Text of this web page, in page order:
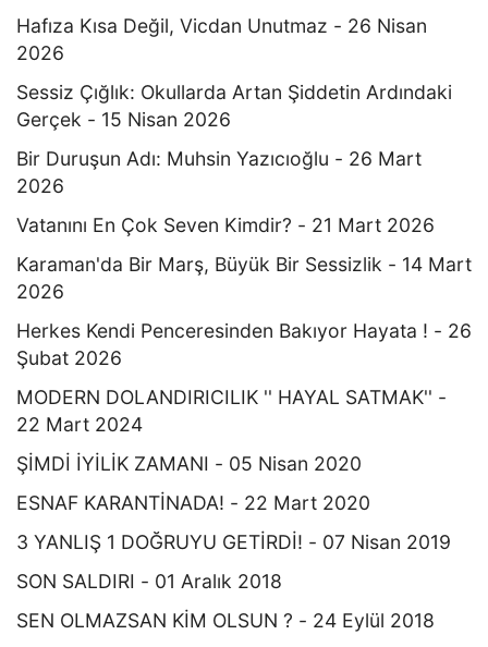
Hafıza Kısa Değil, Vicdan Unutmaz - 26 Nisan
2026
Sessiz Çığlık: Okullarda Artan Şiddetin Ardındaki
Gerçek - 15 Nisan 2026
Bir Duruşun Adı: Muhsin Yazıcıoğlu - 26 Mart
2026
Vatanını En Çok Seven Kimdir? - 21 Mart 2026
Karaman'da Bir Marş, Büyük Bir Sessizlik - 14 Mart
2026
Herkes Kendi Penceresinden Bakıyor Hayata ! - 26
Şubat 2026
MODERN DOLANDIRICILIK '' HAYAL SATMAK'' -
22 Mart 2024
ŞİMDİ İYİLİK ZAMANI - 05 Nisan 2020
ESNAF KARANTİNADA! - 22 Mart 2020
3 YANLIŞ 1 DOĞRUYU GETİRDİ! - 07 Nisan 2019
SON SALDIRI - 01 Aralık 2018
SEN OLMAZSAN KİM OLSUN ? - 24 Eylül 2018